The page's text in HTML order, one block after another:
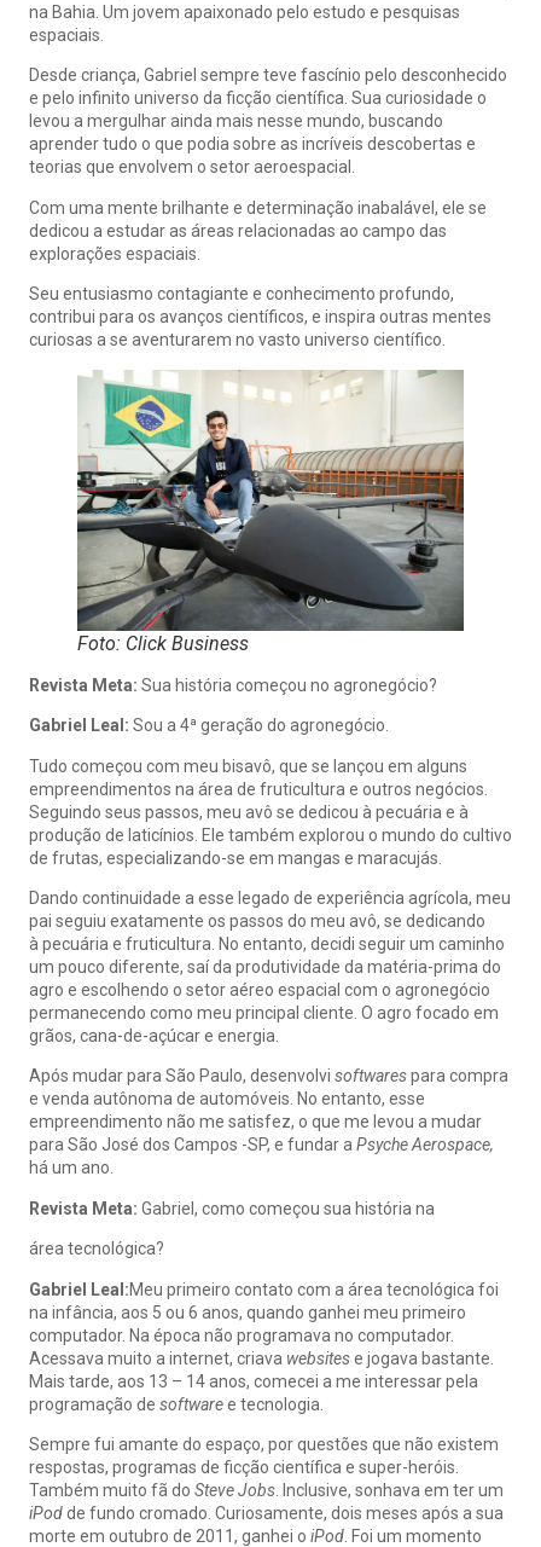
na Bahia. Um jovem apaixonado pelo estudo e pesquisas
espaciais.
Desde criança, Gabriel sempre teve fascínio pelo desconhecido
e pelo infinito universo da ficção científica. Sua curiosidade o
levou a mergulhar ainda mais nesse mundo, buscando
aprender tudo o que podia sobre as incríveis descobertas e
teorias que envolvem o setor aeroespacial.
Com uma mente brilhante e determinação inabalável, ele se
dedicou a estudar as áreas relacionadas ao campo das
explorações espaciais.
Seu entusiasmo contagiante e conhecimento profundo,
contribui para os avanços científicos, e inspira outras mentes
curiosas a se aventurarem no vasto universo científico.
Foto: Click Business
Revista Meta: Sua história começou no agronegócio?
Gabriel Leal: Sou a 4ª geração do agronegócio.
Tudo começou com meu bisavô, que se lançou em alguns
empreendimentos na área de fruticultura e outros negócios.
Seguindo seus passos, meu avô se dedicou à pecuária e à
produção de laticínios. Ele também explorou o mundo do cultivo
de frutas, especializando-se em mangas e maracujás.
Dando continuidade a esse legado de experiência agrícola, meu
pai seguiu exatamente os passos do meu avô, se dedicando
à pecuária e fruticultura. No entanto, decidi seguir um caminho
um pouco diferente, saí da produtividade da matéria-prima do
agro e escolhendo o setor aéreo espacial com o agronegócio
permanecendo como meu principal cliente. O agro focado em
grãos, cana-de-açúcar e energia.
Após mudar para São Paulo, desenvolvi softwarespara compra
e venda autônoma de automóveis. No entanto, esse
empreendimento não me satisfez, o que me levou a mudar
para São José dos Campos -SP, e fundar aPsyche Aerospace,
há um ano.
Revista Meta: Gabriel, como começou sua história na
área tecnológica?
Gabriel Leal:Meu primeiro contato com a área tecnológica foi
na infância, aos 5 ou 6 anos, quando ganhei meu primeiro
computador. Na época não programava no computador.
Acessava muito a internet, criava websitese jogava bastante.
Mais tarde, aos 13 – 14 anos, comecei a me interessar pela
programação de softwaree tecnologia.
Sempre fui amante do espaço, por questões que não existem
respostas, programas de ficção científica e super-heróis.
Também muito fã do Steve Jobs . Inclusive, sonhava em ter um
iPodde fundo cromado. Curiosamente, dois meses após a sua
morte em outubro de 2011, ganhei o iPod . Foi um momento